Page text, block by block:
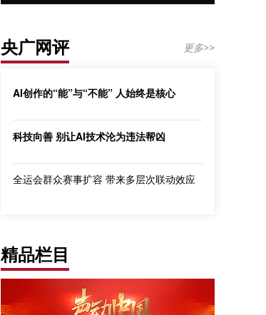
央广网评 更多>>
AI创作的“能”与“不能” 人始终是核心
科技向善 别让AI技术沦为违法帮凶
全运会群众赛事扩容 带来多层次联动效应
精品栏目